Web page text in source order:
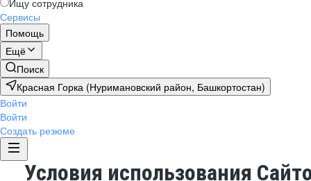
Ищу сотрудника
Сервисы
Помощь
Ещё
Поиск
Красная Горка (Нуримановский район, Башкортостан)
Войти
Войти
Создать резюме
Условия использования